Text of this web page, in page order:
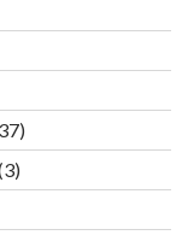
3737
Produkte
33
Produkte